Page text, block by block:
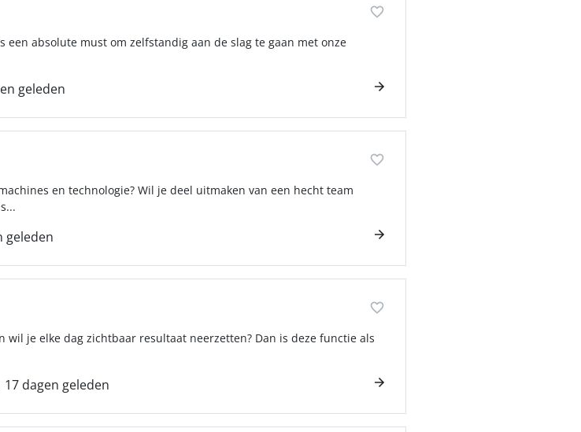
een absolute must om zelfstandig aan de slag te gaan met onze
geleden
en technologie? Wil je deel uitmaken van een hecht team
geleden
je elke dag zichtbaar resultaat neerzetten? Dan is deze functie als
17 dagen geleden